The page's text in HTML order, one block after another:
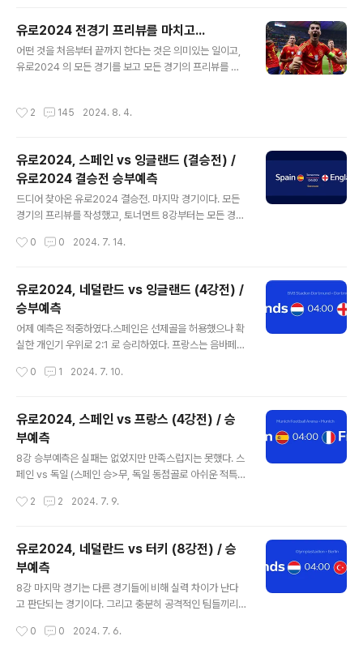
0%ED%9A%8D%ED%95%98%EB%A9%B0이 글
입니다. 그리고, 그 이후 얼마전부터 네이버 프리미엄 연재
를 시작했습니다. 아직은 준비단계라 적극적으로 오픈을
하지 않았는데 찾아서 찾아와주신 분들이 계셨습니다. 본
생각했는데 약간은 제 스스로의 만족도를 충족시키지 못하
유로2024 전경기 프리뷰를 마치고...
어떤 것을 처음부터 끝까지 한다는 것은 의미있는 일이고,
유로2024 의 모든 경기를 보고 모든 경기의 프리뷰를 작
전에서 스페인의 우승이라는 결승전 승부예측을 적중하며
해나갈 수 있는 시간이었던 같다. 분석을 하고 분석 실패의
원인을 모아놓은 오답노트에는 또 몇 개의 변수가 기록되
었다. 올림픽 축구는 프리뷰를 하기에 아직은 모자라다고
스스로 생각되어 패스하였다. 8월 초부터 8월 중순까지 모
보고자 한다. 단순 프로토가 아니라..
2 145 2024. 8. 4.
유로2024, 스페인 vs 잉글랜드 (결승전) /
유로2024 결승전 승부예측
드디어 찾아온 유로2024 결승전. 마지막 경기이다. 모든
경기의 프리뷰를 작성했고, 토너먼트 8강부터는 모든 경기
짐없이 한다는 것은 굉장히 의미있고 가치있는 일이라로
였다. 전반에 비해 후반에 루즈하게 흘러가면서 재미없었
던 경기를 종지부시켰던 잉글랜드의 결승골이었다. 그래서
결승은 스페인과 잉글랜드가 만나게 되었다. 스페인의 지
금까지Group B 3-0 vs Croatia (Morata 29, Fabiá
g 55) 1-0 vs Albania (Fe..
0 0 2024. 7. 14.
유로2024, 네덜란드 vs 잉글랜드 (4강전) /
승부예측
어제 예측은 적중하였다.스페인은 선제골을 허용했으나 확
실한 개인기 우위로 2:1 로 승리하였다. 프랑스는 음바페가
대해 충분히 스페인이 대비한 것 같았다. 카르바할이 빠진
강전의 실수를 되풀이하지 않고 라민야말과 니코윌리엄스
를 90분 이후에 교체시키는 배움의 미학을 실천하였다. 지
금까지 8강부터 3개의 적중, 2개의 적특으로 무패를 기록
하고 있고, 이 경기에 대한 예측 역시 진행하고자 한다. 다
드는 굉장히 재미있는 축구를 하는 팀 중 하나였다. 예선에
0 1 2024. 7. 10.
유로2024, 스페인 vs 프랑스 (4강전) / 승
부예측
8강 승부예측은 실패는 없었지만 만족스럽지는 못했다. 스
페인 vs 독일 (스페인 승>무, 독일 동점골로 아쉬운 적특)
잉글랜드 vs 스위스 (스위스 사이드, 적중)네덜란드 vs 터
러울 수밖에 없다. 스위스가 90분 내에 지지 않는다는 관
점만 적중한 것이다. 스페인의 16강전, 8강전스페인은 16
강에서 조지아에게 선제골을 내 주었으나 역전하면서 대승
을 거둔다. 8강에서 독일을 만나서 리드해나가는 경기를
로 4강에 진출했다. 스페인의 8강전은 감독 루이스데라푸
2 2 2024. 7. 9.
유로2024, 네덜란드 vs 터키 (8강전) / 승
부예측
8강 마지막 경기는 다른 경기들에 비해 실력 차이가 난다
고 판단되는 경기이다. 그리고 충분히 공격적인 팀들끼리
터키는 4경기 모두 오버를 냈고, 네덜란드는 4경기 중 3경
0 0 2024. 7. 6.